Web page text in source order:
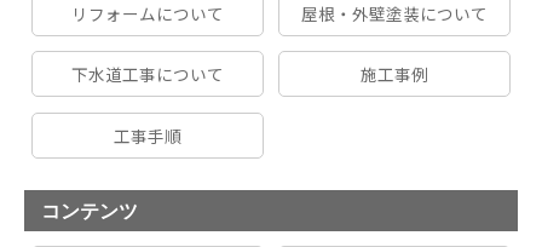
リフォームについて 屋根・外壁塗装について
下水道工事について 施工事例
工事手順
コンテンツ